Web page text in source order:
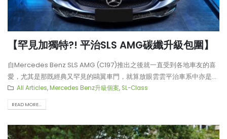
【罕見加獨特?! 平治SLS AMG碳纖升級包圍】
自Mercedes Benz SLS AMG (C197)推出之後就一直受到各地車友的喜
愛，尤其是那既經典又罕見的鷗翼車門，就算放眼雲雲平治車系中亦是...
All Articles,Mercedes Benz升級個案, SL-Class
READ MORE...